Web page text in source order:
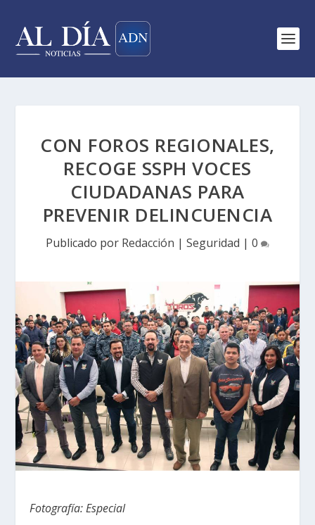
CON FOROS REGIONALES,
RECOGE SSPH VOCES
CIUDADANAS PARA
PREVENIR DELINCUENCIA
Publicado por Redacción | Seguridad | 0
Fotografía: Especial